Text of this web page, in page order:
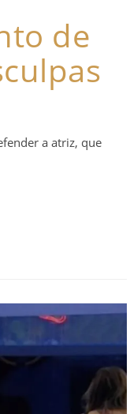
de
a atriz, que